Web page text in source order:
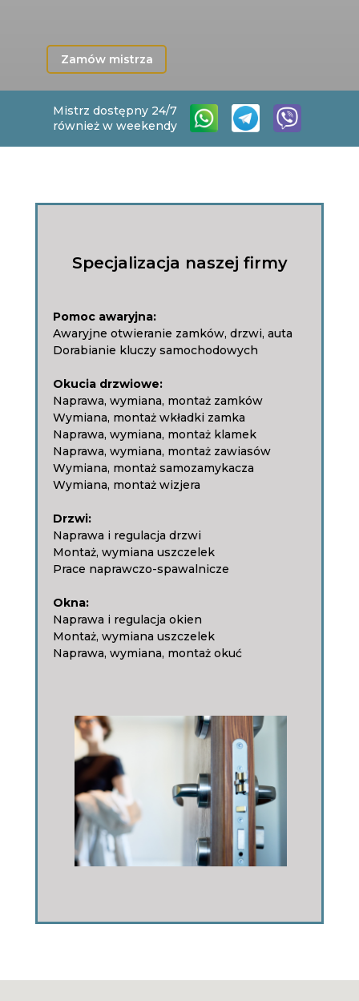
Zamów mistrza
Mistrz dostępny 24/7
również w weekendy
Specjalizacja naszej firmy
Pomoc awaryjna:
Awaryjne otwieranie zamków, drzwi, auta
Dorabianie kluczy samochodowych
Okucia drzwiowe:
Naprawa, wymiana, montaż zamków
Wymiana, montaż wkładki zamka
Naprawa, wymiana, montaż klamek
Naprawa, wymiana, montaż zawiasów
Wymiana, montaż samozamykacza
Wymiana, montaż wizjera
Drzwi:
Naprawa i regulacja drzwi
Montaż, wymiana uszczelek
Prace naprawczo-spawalnicze
Okna:
Naprawa i regulacja okien
Montaż, wymiana uszczelek
Naprawa, wymiana, montaż okuć